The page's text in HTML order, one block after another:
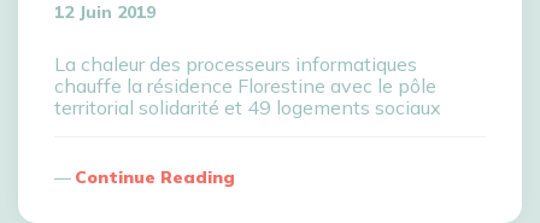
12 Juin 2019
La chaleur des processeurs informatiques
chauffe la résidence Florestine avec le pôle
territorial solidarité et 49 logements sociaux
Continue Reading